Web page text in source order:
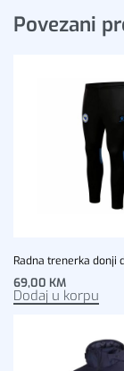
Povezani
Radna trenerka donji
69,00 KM
Dodaj u korpu